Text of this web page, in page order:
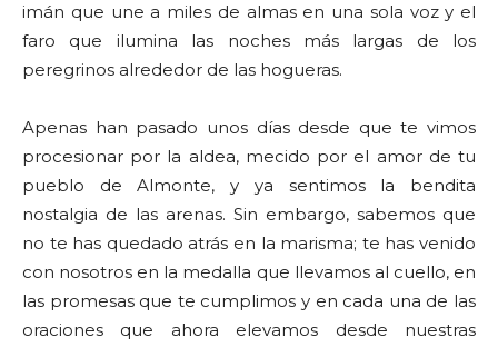
imán que une a miles de almas en una sola voz y el
faro que ilumina las noches más largas de los
peregrinos alrededor de las hogueras.
Apenas han pasado unos días desde que te vimos
procesionar por la aldea, mecido por el amor de tu
pueblo de Almonte, y ya sentimos la bendita
nostalgia de las arenas. Sin embargo, sabemos que
no te has quedado atrás en la marisma; te has venido
con nosotros en la medalla que llevamos al cuello, en
las promesas que te cumplimos y en cada una de las
oraciones que ahora elevamos desde nuestras